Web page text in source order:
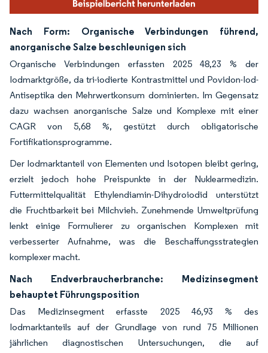
Nach Form: Organische Verbindungen führend,
anorganische Salze beschleunigen sich
Organische Verbindungen erfassten 2025 48,23 % der
Iodmarktgröße, da tri-iodierte Kontrastmittel und Povidon-Iod-
Antiseptika den Mehrwertkonsum dominierten. Im Gegensatz
dazu wachsen anorganische Salze und Komplexe mit einer
CAGR von 5,68 %, gestützt durch obligatorische
Fortifikationsprogramme.
Der Iodmarktanteil von Elementen und Isotopen bleibt gering,
erzielt jedoch hohe Preispunkte in der Nuklearmedizin.
Futtermittelqualität Ethylendiamin-Dihydroiodid unterstützt
die Fruchtbarkeit bei Milchvieh. Zunehmende Umweltprüfung
lenkt einige Formulierer zu organischen Komplexen mit
verbesserter Aufnahme, was die Beschaffungsstrategien
komplexer macht.
Nach Endverbraucherbranche: Medizinsegment
behauptet Führungsposition
Das Medizinsegment erfasste 2025 46,93 % des
Iodmarktanteils auf der Grundlage von rund 75 Millionen
jährlichen diagnostischen Untersuchungen, die auf